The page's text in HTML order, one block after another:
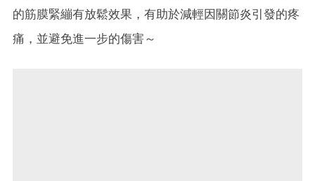
的筋膜緊繃有放鬆效果，有助於減輕因關節炎引發的疼
痛，並避免進一步的傷害～